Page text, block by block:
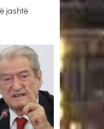
jashtë